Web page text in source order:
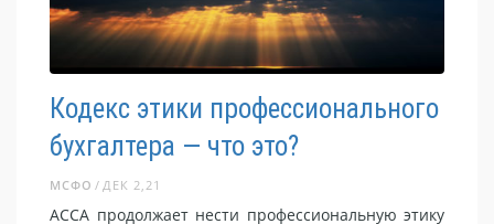
Кодекс этики профессионального
бухгалтера — что это?
ДЕК 2,21
МСФО
АССА продолжает нести профессиональную этику